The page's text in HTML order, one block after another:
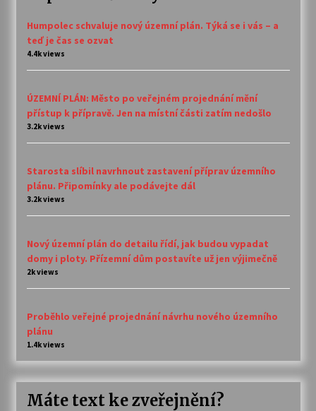
Humpolec schvaluje nový územní plán. Týká se i vás – a
teď je čas se ozvat
4.4k views
ÚZEMNÍ PLÁN: Město po veřejném projednání mění
přístup k přípravě. Jen na místní části zatím nedošlo
3.2k views
Starosta slíbil navrhnout zastavení příprav územního
plánu. Připomínky ale podávejte dál
3.2k views
Nový územní plán do detailu řídí, jak budou vypadat
domy i ploty. Přízemní dům postavíte už jen výjimečně
2k views
Proběhlo veřejné projednání návrhu nového územního
plánu
1.4k views
Máte text ke zveřejnění?